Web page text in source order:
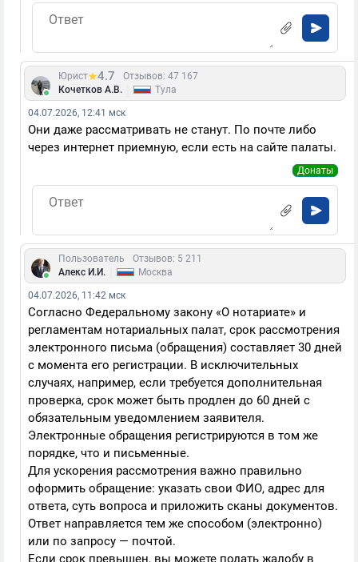
Юрист 4.7
Отзывов: 47 167
Кочетков А.В.
Тула
04.07.2026, 12:41 мск
Они даже рассматривать не станут. По почте либо
через интернет приемную, если есть на сайте палаты.
Донаты
Пользователь
Отзывов: 5 211
Алекс И.И.
Москва
04.07.2026, 11:42 мск
Согласно Федеральному закону «О нотариате» и
регламентам нотариальных палат, срок рассмотрения
электронного письма (обращения) составляет 30 дней
с момента его регистрации. В исключительных
случаях, например, если требуется дополнительная
проверка, срок может быть продлен до 60 дней с
обязательным уведомлением заявителя.
Электронные обращения регистрируются в том же
порядке, что и письменные.
Для ускорения рассмотрения важно правильно
оформить обращение: указать свои ФИО, адрес для
ответа, суть вопроса и приложить сканы документов.
Ответ направляется тем же способом (электронно)
или по запросу — почтой.
Если срок превышен, вы можете подать жалобу в